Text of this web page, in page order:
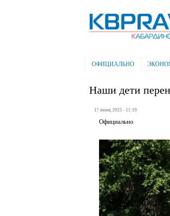
Электронная газета
Балкарская правда"
Главное меню
ОФИЦИАЛЬНО
Наши дети
17 июня, 2025 - 11:19
Официально